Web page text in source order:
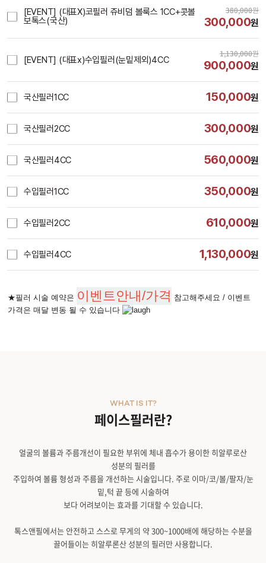
[EVENT] (대표X)코필러 쥬비덤 볼룩스 1CC+콧볼
보톡스(국산)
380,000원
300,000원
[EVENT] (대표x)수입필러(눈밑제외)4CC
1,130,000원
900,000원
국산필러1CC 150,000원
국산필러2CC 300,000원
국산필러4CC 560,000원
수입필러1CC 350,000원
수입필러2CC 610,000원
수입필러4CC 1,130,000원
시술내용
★필러 시술 예약은 이벤트안내/가격 참고해주세요 / 이벤트
가격은 매달 변동 될 수 있습니다
페이스필러란?
WHAT IS IT?
얼굴의 볼륨과 주름개선이 필요한 부위에 체내 흡수가 용이한 히알루로산
성분의 필러를
주입하여 볼륨 형성과 주름을 개선하는 시술입니다. 주로 이마/코/볼/팔자/눈
밑,턱 끝 등에 시술하여
보다 어려보이는 효과를 기대할 수 있습니다.
톡스앤필에서는 안전하고 스스로 무게의 약 300~1000배에 해당하는 수분을
끌어들이는 히알루론산 성분의 필러만 사용합니다.